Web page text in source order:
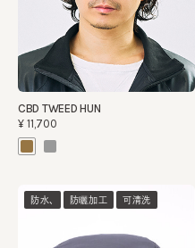
CBD TWEED HUN
¥11,700
防水、 防曬加工 可清洗